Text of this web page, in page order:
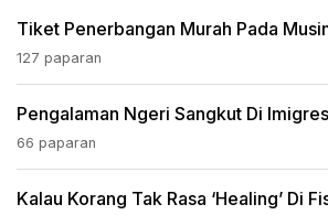
Tiket Penerbangan Murah Pada
127 paparan
Pengalaman Ngeri Sangkut Di
66 paparan
Kalau Korang Tak Rasa ‘healing’ Di